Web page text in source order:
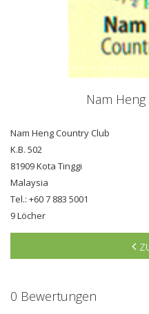
Nam
Nam Heng Country Club
K.B. 502
81909 Kota Tinggi
Malaysia
Tel.: +60 7 883 5001
9 Löcher
0 Bewertungen